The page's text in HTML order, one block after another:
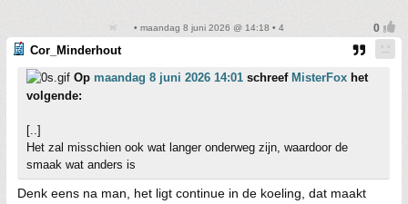
• maandag 8 juni 2026 @ 14:18 • 4
Cor_Minderhout
Op maandag 8 juni 2026 14:01 schreef MisterFox het
volgende:
[..]
Het zal misschien ook wat langer onderweg zijn, waardoor de
smaak wat anders is
Denk eens na man, het ligt continue in de koeling, dat maakt